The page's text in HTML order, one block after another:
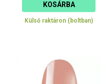
KOSÁRBA
Külső raktáron (boltban)